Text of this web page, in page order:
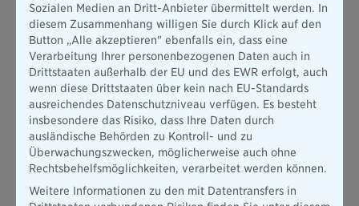
Wenn Sie E-Scooter auf öffentlichen Straßen fahren, sind Sie
zu Versicherungsschutz verpflichtet. Standardmäßig können
Siefür Ihren E-Scooter eine kostengünstige Versicherung
abschließen und bei Bedarf auf eine Teilkaskoversicherung,
die beispielsweise auch Diebstahl abdeckt, ausweiten.
Wichtig zu wissen:
Ihr E-Scooter benötigt für den Erhalt eines
Versicherungsschutzes zwingend eine Betriebserlaubnis.
Das E-Scooter-Kennzeichen soll – wie bereits erwähnt – gut
sichtbar sein – und nachts geht das nur bei entsprechender
Beleuchtung. Tragen Sie also auch Sorge für eine
funktionierende Beleuchtung Ihres E-Scooters.
Sozialen Medien an Dritt-Anbieter übermittelt werden. In
diesem Zusammenhang willigen Sie durch Klick auf den
Button „Alle akzeptieren" ebenfalls ein, dass eine
Verarbeitung Ihrer personenbezogenen Daten auch in
Drittstaaten außerhalb der EU und des EWR erfolgt, auch
wenn diese Drittstaaten über kein nach EU-Standards
ausreichendes Datenschutzniveau verfügen. Es besteht
insbesondere das Risiko, dass Ihre Daten durch
ausländische Behörden zu Kontroll- und zu
Überwachungszwecken, möglicherweise auch ohne
Rechtsbehelfsmöglichkeiten, verarbeitet werden können.
Weitere Informationen zu den mit Datentransfers in